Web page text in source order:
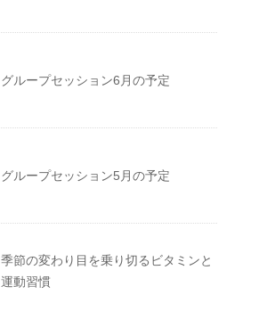
グループセッション6月の予定
グループセッション5月の予定
季節の変わり目を乗り切るビタミンと
運動習慣